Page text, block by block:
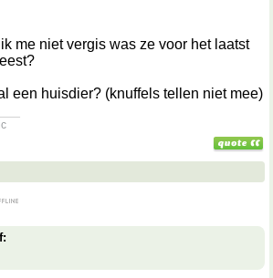
me niet vergis was ze voor het laatst
een huisdier? (knuffels tellen niet mee)